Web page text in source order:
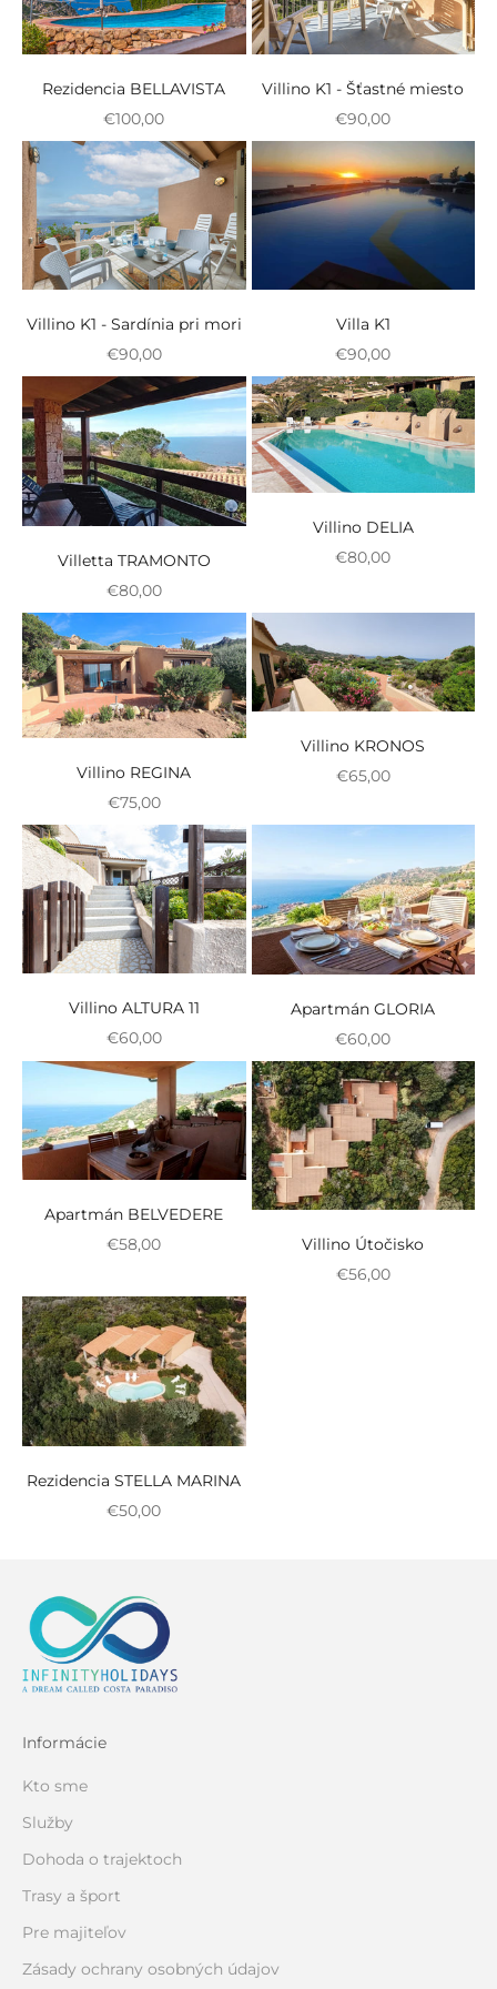
Rezidencia BELLAVISTA
Zvýhodnená cena
€100,00
Villino K1 - Šťastné miesto
Zvýhodnená cena
€90,00
Villino K1 - Sardínia pri mori
Zvýhodnená cena
€90,00
Villa K1
Zvýhodnená cena
€90,00
Villetta TRAMONTO
Zvýhodnená cena
€80,00
Villino DELIA
Zvýhodnená cena
€80,00
Villino REGINA
Zvýhodnená cena
€75,00
Villino KRONOS
Zvýhodnená cena
€65,00
Villino ALTURA 11
Zvýhodnená cena
€60,00
Apartmán GLORIA
Zvýhodnená cena
€60,00
Apartmán BELVEDERE
Zvýhodnená cena
€58,00
Villino Útočisko
Zvýhodnená cena
€56,00
Rezidencia STELLA MARINA
Zvýhodnená cena
€50,00
Informácie
Kto sme
Služby
Dohoda o trajektoch
Trasy a šport
Pre majiteľov
Zásady ochrany osobných údajov